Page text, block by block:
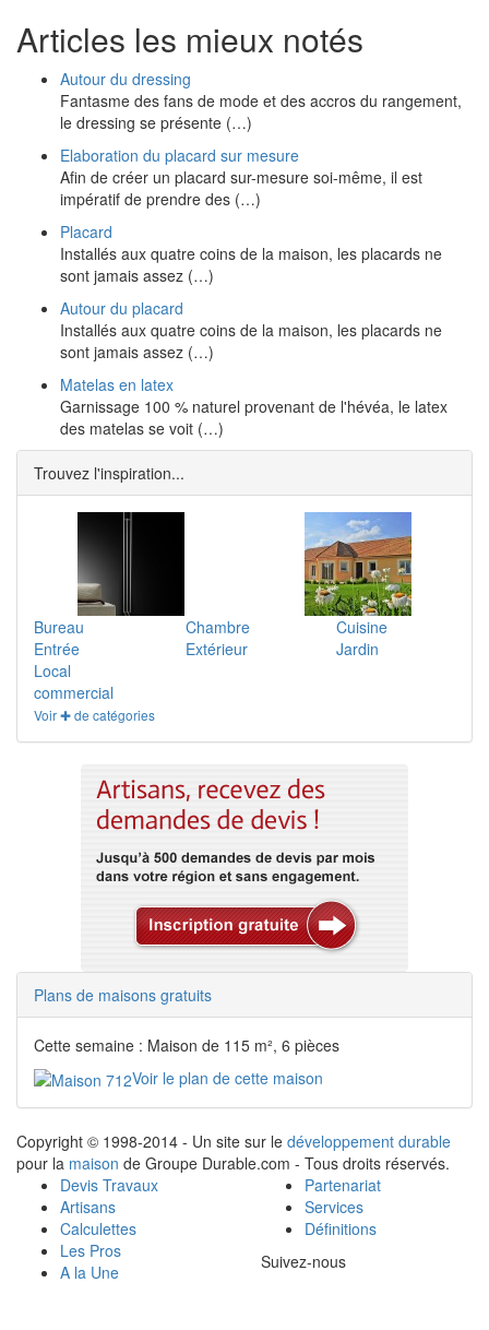
Articles les mieux notés
Autour du dressing
Fantasme des fans de mode et des accros du rangement,
le dressing se présente (…)
Elaboration du placard sur mesure
Afin de créer un placard sur-mesure soi-même, il est
impératif de prendre des (…)
Placard
Installés aux quatre coins de la maison, les placards ne
sont jamais assez (…)
Autour du placard
Installés aux quatre coins de la maison, les placards ne
sont jamais assez (…)
Matelas en latex
Garnissage 100 % naturel provenant de l'hévéa, le latex
des matelas se voit (…)
Trouvez l'inspiration...
Bureau Chambre
Cuisine
Entrée
Extérieur
Jardin
Local
commercial
Voir ✚ de catégories
Plans de maisons gratuits
Cette semaine : Maison de 115 m², 6 pièces
Voir le plan de cette maison
Copyright © 1998-2014 - Un site sur le développement durable
pour la maison de Groupe Durable.com - Tous droits réservés.
Devis Travaux
Artisans
Calculettes
Les Pros
A la Une
Partenariat
Services
Définitions
Suivez-nous